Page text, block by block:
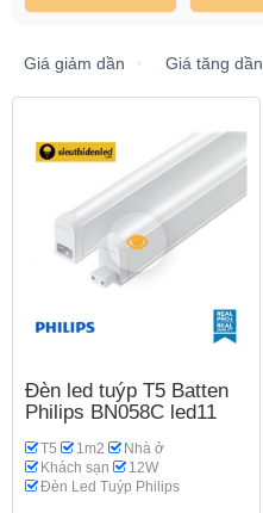
Giá giảm dần Giá tăng dần
Đèn led tuýp T5 Batten
Philips BN058C led11
T5 1m2
Nhà ở
Khách sạn
12W
Đèn Led Tuýp Philips